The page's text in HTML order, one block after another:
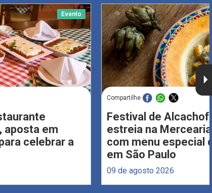
Evento
aposta em
celebrar a
Compartilhe
Festival de
estreia na
com menu especial
em São Paulo
09 de agosto 2026